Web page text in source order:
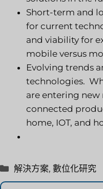
Short-term and
for current
and viability for
mobile versus
Evolving trends
technologies.
are entering new
connected
home, IOT, and
分
類
解決方案,數位化研究